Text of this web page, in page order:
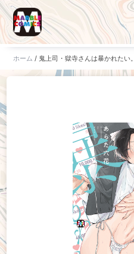
タイトル一覧
販売サイト
電子版
書籍版
グッズ
ご意見・ご感想
お問い合わせ
ホーム / 鬼上司・獄寺さんは暴かれたい。